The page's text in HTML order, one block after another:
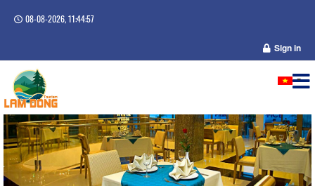
08-08-2026, 11:44:57
Sign in